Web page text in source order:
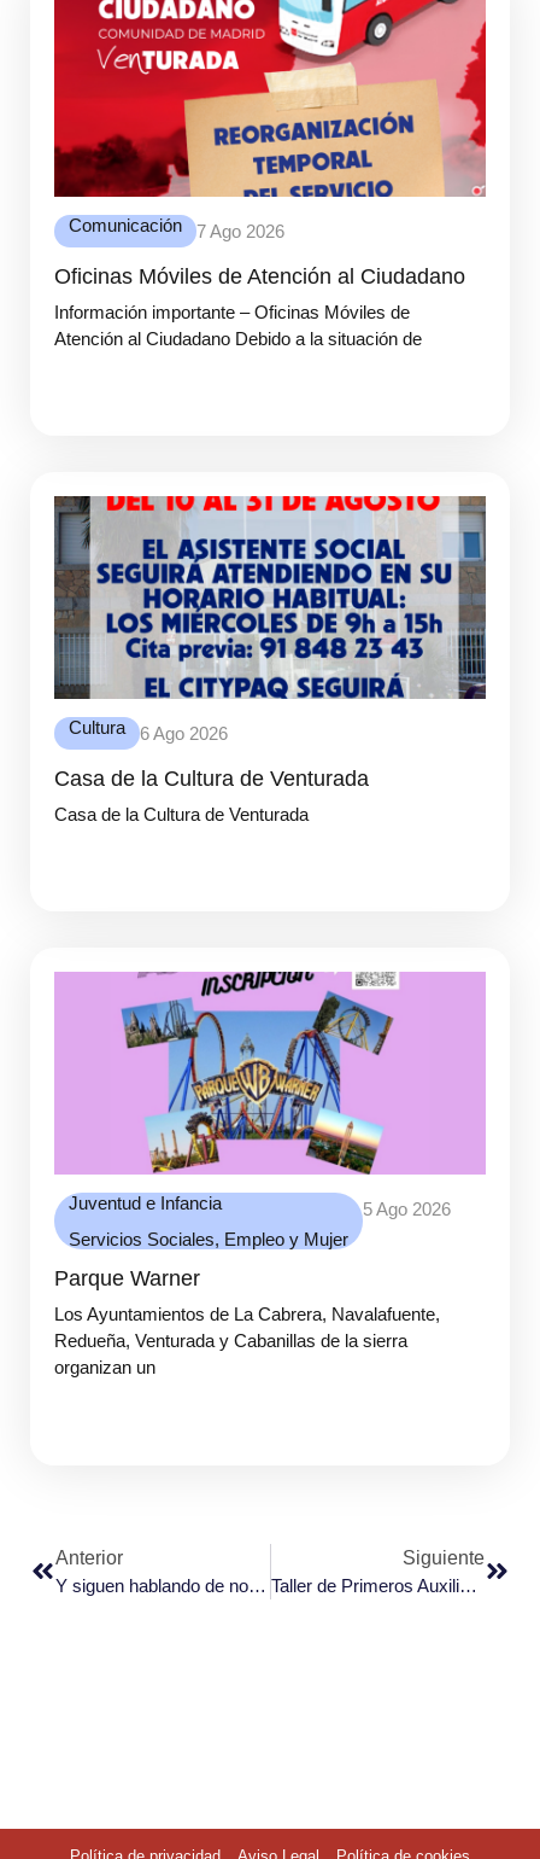
Comunicación 7 Ago 2026
Oficinas Móviles de Atención al Ciudadano
Información importante – Oficinas Móviles de
Atención al Ciudadano Debido a la situación de
Cultura 6 Ago 2026
Casa de la Cultura de Venturada
Casa de la Cultura de Venturada
Juventud e Infancia
Servicios Sociales, Empleo y Mujer
5 Ago 2026
Parque Warner
Los Ayuntamientos de La Cabrera, Navalafuente,
Redueña, Venturada y Cabanillas de la sierra
organizan un
Anterior
Y siguen hablando de nosotros… (Y de momento bien)
Siguiente
Taller de Primeros Auxilios: Bebés, Niños y Adultos